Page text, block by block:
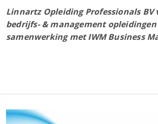
Linnartz Opleiding Professionals BV
bedrijfs- & management
samenwerking met IWM Business